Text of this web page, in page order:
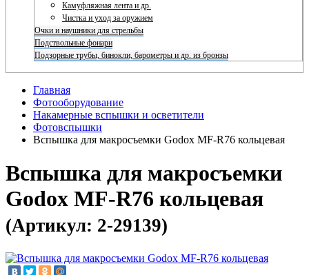
Камуфляжная лента и др.
Чистка и уход за оружием
Очки и наушники для стрельбы
Подствольные фонари
Подзорные трубы, бинокли, барометры и др. из бронзы
Главная
Фотооборудование
Накамерные вспышки и осветители
Фотовспышки
Вспышка для макросъемки Godox MF-R76 кольцевая
Вспышка для макросъемки
Godox MF-R76 кольцевая
(Артикул: 2-29139)